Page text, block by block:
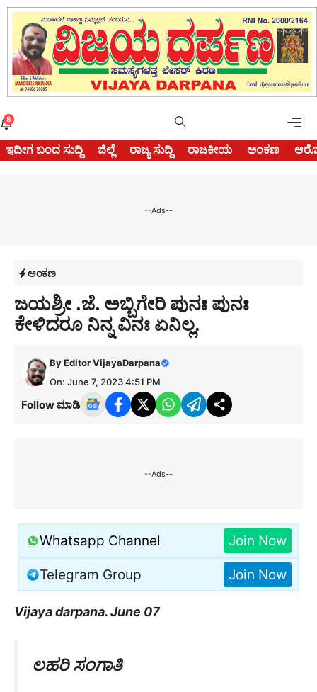
Skip
content
8
ಇದೀಗ ಬಂದ ಸುದ್ದಿ ಜಿಲ್ಲೆ ರಾಜ್ಯ ಸುದ್ದಿ ರಾಜಕೀಯ ಅಂಕಣ
--Ads--
ಅಂಕಣ
ಜಯಶ್ರೀ .ಜೆ. ಅಬ್ಬಿಗೇರಿ ಪುನಃ ಪುನಃ
ಕೇಳಿದರೂ ನಿನ್ನ ವಿನಃ ಏನಿಲ್ಲ.
ByEditor VijayaDarpana
On: June 7, 2023 4:51 PM
Follow ಮಾಡಿ
--Ads--
Whatsapp Channel Join Now
Telegram Group Join Now
Vijaya darpana. June 07
ಲಹರಿ ಸಂಗಾತಿ